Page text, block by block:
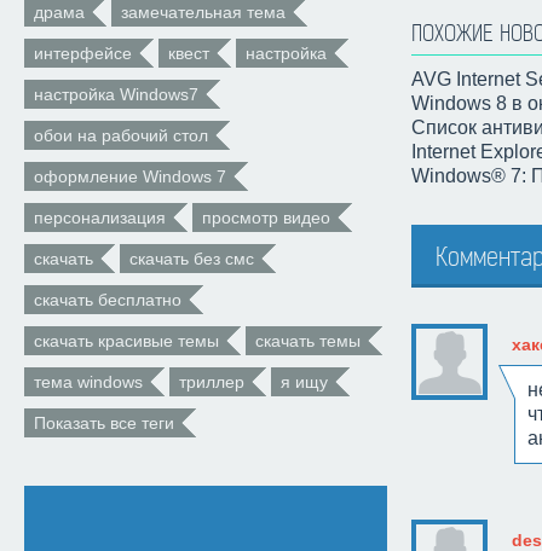
драма замечательная тема
интерфейсе квест настройка
настройка Windows7
обои на рабочий стол
оформление Windows 7
персонализация просмотр видео
скачать скачать без смс
скачать бесплатно
скачать красивые темы скачать темы
тема windows триллер я ищу
Показать все теги
ПОХОЖИЕ
AVG Internet
Windows 8 в
Список
Internet
Windows® 7: